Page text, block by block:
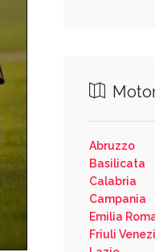
Abruzzo
Basilicata
Calabria
Campania
Emilia
Friuli